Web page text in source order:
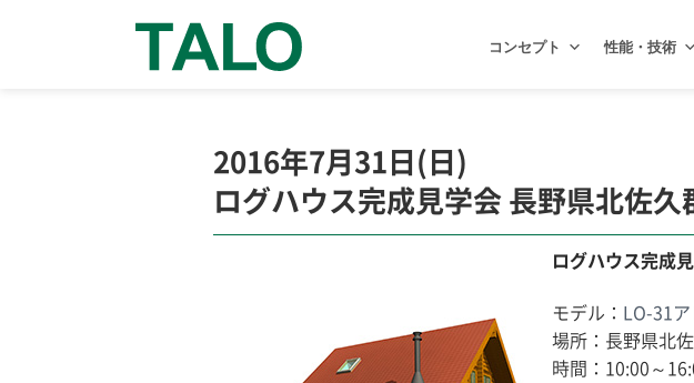
コンセプト 性能・技術
2016年7月31日(日)
ログハウス完成見学会 長野県北佐久
ログハウス完成
モデル： LO-31
場所：長野県北
時間：10:00～